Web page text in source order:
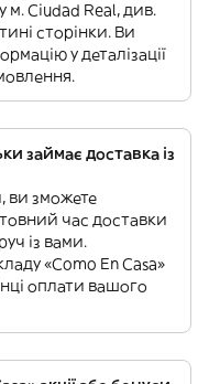
м. Ciudad Real, див.
сторінки. Ви
у деталізації
займає доставка із
ви зможете
час доставки
із вами.
«Como En Casa»
оплати вашого